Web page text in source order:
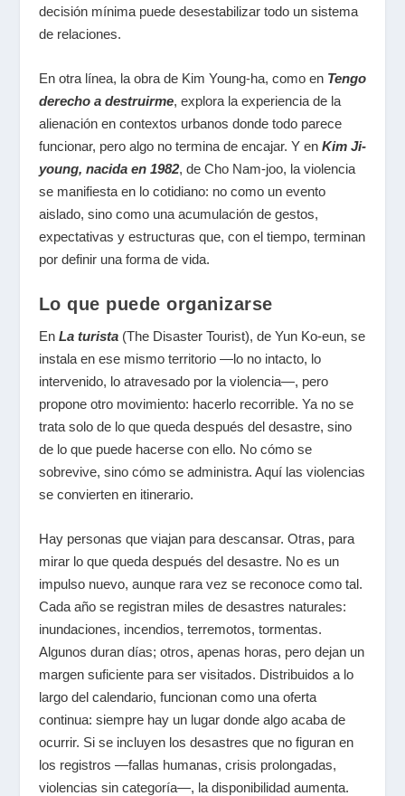
decisión mínima puede desestabilizar todo un sistema
de relaciones.
En otra línea, la obra de Kim Young-ha, como en Tengo
derecho a destruirme, explora la experiencia de la
alienación en contextos urbanos donde todo parece
funcionar, pero algo no termina de encajar. Y en Kim Ji-
young, nacida en 1982, de Cho Nam-joo, la violencia
se manifiesta en lo cotidiano: no como un evento
aislado, sino como una acumulación de gestos,
expectativas y estructuras que, con el tiempo, terminan
por definir una forma de vida.
Lo que puede organizarse
En La turista (The Disaster Tourist), de Yun Ko-eun, se
instala en ese mismo territorio —lo no intacto, lo
intervenido, lo atravesado por la violencia—, pero
propone otro movimiento: hacerlo recorrible. Ya no se
trata solo de lo que queda después del desastre, sino
de lo que puede hacerse con ello. No cómo se
sobrevive, sino cómo se administra. Aquí las violencias
se convierten en itinerario.
Hay personas que viajan para descansar. Otras, para
mirar lo que queda después del desastre. No es un
impulso nuevo, aunque rara vez se reconoce como tal.
Cada año se registran miles de desastres naturales:
inundaciones, incendios, terremotos, tormentas.
Algunos duran días; otros, apenas horas, pero dejan un
margen suficiente para ser visitados. Distribuidos a lo
largo del calendario, funcionan como una oferta
continua: siempre hay un lugar donde algo acaba de
ocurrir. Si se incluyen los desastres que no figuran en
los registros —fallas humanas, crisis prolongadas,
violencias sin categoría—, la disponibilidad aumenta.